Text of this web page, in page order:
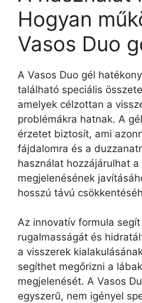
Hogyan
Vasos Duo
A Vasos Duo gél
található speciális
amelyek célzottan a
problémákra hatnak. A
érzetet biztosít, ami
fájdalomra és a
használat hozzájárulhat a
megjelenésének
hosszú távú
Az innovatív formula
rugalmasságát és
a visszerek
segíthet megőrizni a
megjelenését. A Vasos
egyszerű, nem igényel